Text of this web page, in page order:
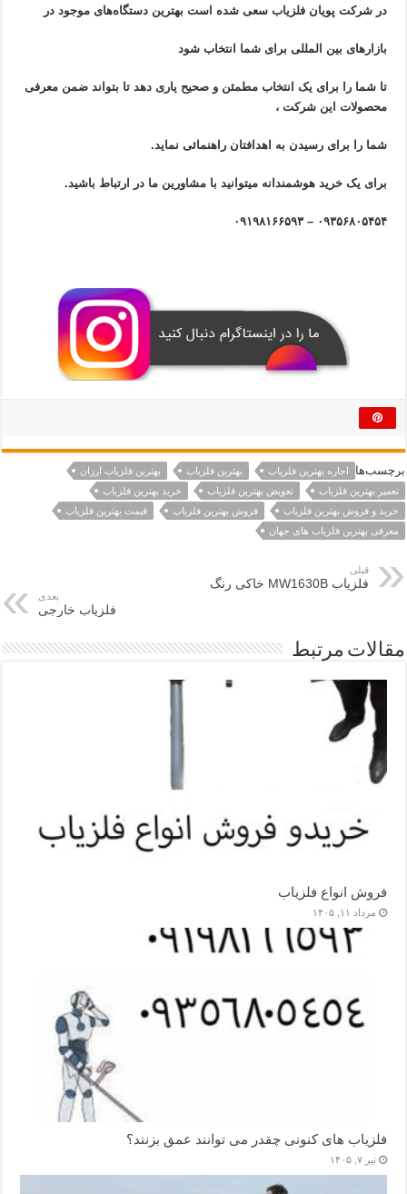
در شرکت پویان فلزیاب سعی شده است بهترین دستگاه‌های موجود در
بازار‌های بین المللی برای شما انتخاب شود
تا شما را برای یک انتخاب مطمئن و صحیح یاری دهد تا بتواند ضمن معرفی
محصولات این شرکت ،
شما را برای رسیدن به اهدافتان راهنمائی نماید.
برای یک خرید هوشمندانه میتوانید با مشاورین ما در ارتباط باشید.
۰۹۳۵۶۸۰۵۴۵۴ – ۰۹۱۹۸۱۶۶۵۹۳
برچسب‌ها اجاره بهترین فلزیاب بهترین فلزیاب
بهترین فلزیاب ارزان
تعمیر بهترین فلزیاب
تعویض بهترین فلزیاب
خرید بهترین فلزیاب
خرید و فروش بهترین فلزیاب
فروش بهترین فلزیاب
قیمت بهترین فلزیاب
معرفی بهترین فلزیاب های جهان
قبلی
فلزیاب MW1630B خاکی رنگ
بعدی
فلزیاب خارجی
مقالات مرتبط
فروش انواع فلزیاب
مرداد ۱۱, ۱۴۰۵
فلزیاب های کنونی چقدر می توانند عمق بزنند؟
تیر ۷, ۱۴۰۵